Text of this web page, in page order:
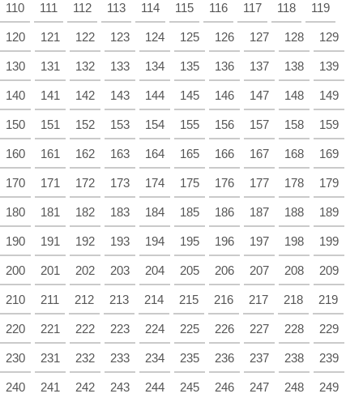
110 111 112 113 114 115 116 117 118 119
120 121 122 123 124 125 126 127 128 129
130 131 132 133 134 135 136 137 138 139
140 141 142 143 144 145 146 147 148 149
150 151 152 153 154 155 156 157 158 159
160 161 162 163 164 165 166 167 168 169
170 171 172 173 174 175 176 177 178 179
180 181 182 183 184 185 186 187 188 189
190 191 192 193 194 195 196 197 198 199
200 201 202 203 204 205 206 207 208 209
210 211 212 213 214 215 216 217 218 219
220 221 222 223 224 225 226 227 228 229
230 231 232 233 234 235 236 237 238 239
240 241 242 243 244 245 246 247 248 249